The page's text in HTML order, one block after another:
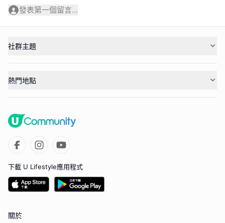
發表第一個留言...
社群主題
熱門地點
下載 U Lifestyle應用程式
關於